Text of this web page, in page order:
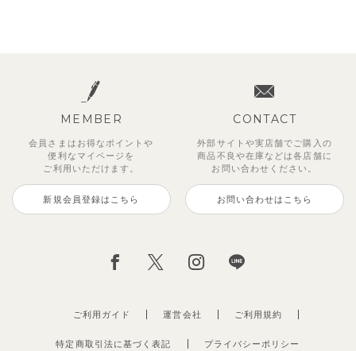
MEMBER
会員さまはお得なポイントや
便利な マイページを
ご利用いただけます。
新規会員登録はこちら
CONTACT
外部サイトや実店舗でご購入の
商品不良や在庫などは各店舗に
お問い合わせください。
お問い合わせはこちら
ご利用ガイド 運営会社
特定商取引法に基づく表記 プライバシーポリシー
ご利用規約